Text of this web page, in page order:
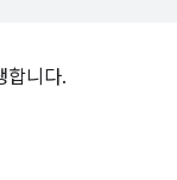
합니다.